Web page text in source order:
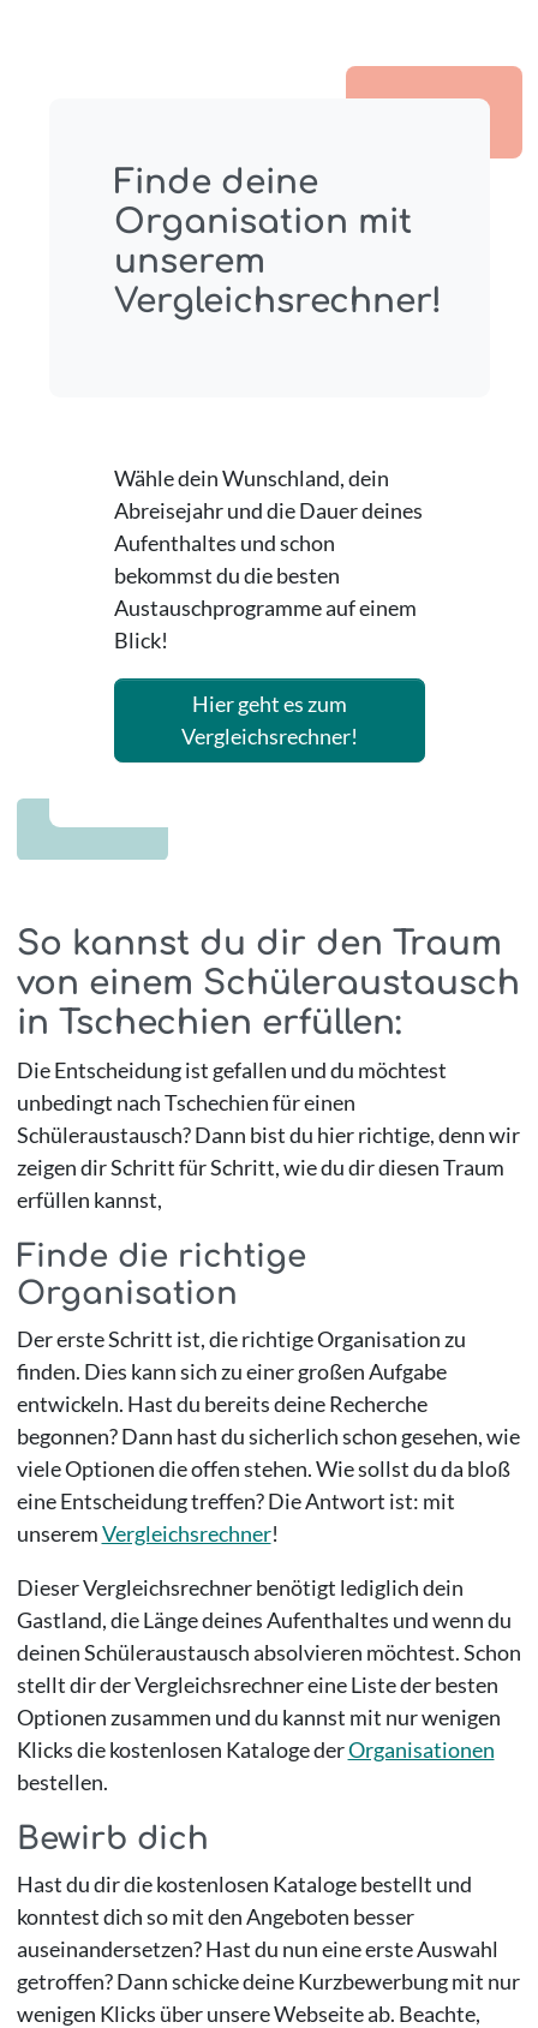
Finde deine
Organisation mit
unserem
Vergleichsrechner!
Wähle dein Wunschland, dein
Abreisejahr und die Dauer deines
Aufenthaltes und schon
bekommst du die besten
Austauschprogramme auf einem
Blick!
Hier geht es zum
Vergleichsrechner!
So kannst du dir den Traum
von einem Schüleraustausch
in Tschechien erfüllen:
Die Entscheidung ist gefallen und du möchtest
unbedingt nach Tschechien für einen
Schüleraustausch? Dann bist du hier richtige, denn wir
zeigen dir Schritt für Schritt, wie du dir diesen Traum
erfüllen kannst,
Finde die richtige
Organisation
Der erste Schritt ist, die richtige Organisation zu
finden. Dies kann sich zu einer großen Aufgabe
entwickeln. Hast du bereits deine Recherche
begonnen? Dann hast du sicherlich schon gesehen, wie
viele Optionen die offen stehen. Wie sollst du da bloß
eine Entscheidung treffen? Die Antwort ist: mit
unseremVergleichsrechner!
Dieser Vergleichsrechner benötigt lediglich dein
Gastland, die Länge deines Aufenthaltes und wenn du
deinen Schüleraustausch absolvieren möchtest. Schon
stellt dir der Vergleichsrechner eine Liste der besten
Optionen zusammen und du kannst mit nur wenigen
Klicks die kostenlosen Kataloge derOrganisationen
bestellen.
Bewirb dich
Hast du dir die kostenlosen Kataloge bestellt und
konntest dich so mit den Angeboten besser
auseinandersetzen? Hast du nun eine erste Auswahl
getroffen? Dann schicke deine Kurzbewerbung mit nur
wenigen Klicks über unsere Webseite ab. Beachte,